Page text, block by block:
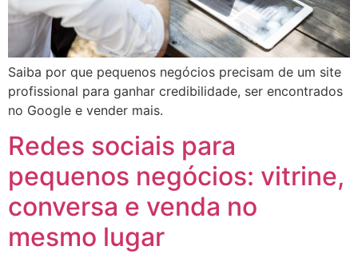
Saiba por que pequenos negócios precisam de um site
profissional para ganhar credibilidade, ser encontrados
no Google e vender mais.
Redes sociais para
pequenos negócios: vitrine,
conversa e venda no
mesmo lugar